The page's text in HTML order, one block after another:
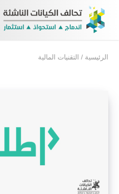
الرئيسية / التقنيات المالية